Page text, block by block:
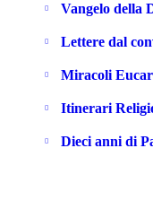
Vangelo della
Lettere dal
Miracoli
Itinerari
Dieci anni di